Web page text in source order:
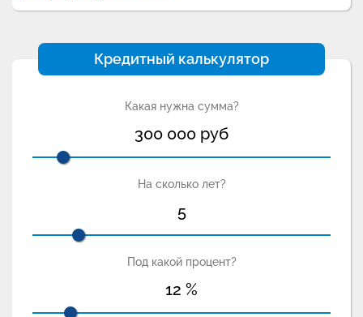
Кредитный калькулятор
Какая нужна сумма?
300 000 руб
На сколько лет?
5
Под какой процент?
12 %